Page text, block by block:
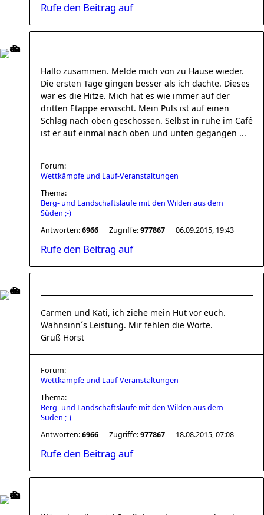
Rufe den Beitrag auf
Hallo zusammen. Melde mich von zu Hause wieder.
Die ersten Tage gingen besser als ich dachte. Dieses
war es die Hitze. Mich hat es wie immer auf der
dritten Etappe erwischt. Mein Puls ist auf einen
Schlag nach oben geschossen. Selbst in ruhe im Café
ist er auf einmal nach oben und unten gegangen ...
Forum:
Wettkämpfe und Lauf-Veranstaltungen
Thema:
Berg- und Landschaftsläufe mit den Wilden aus dem
Süden ;-)
Antworten:6966 Zugriffe:977867 06.09.2015, 19:43
Rufe den Beitrag auf
Carmen und Kati, ich ziehe mein Hut vor euch.
Wahnsinn´s Leistung. Mir fehlen die Worte.
Gruß Horst
Forum:
Wettkämpfe und Lauf-Veranstaltungen
Thema:
Berg- und Landschaftsläufe mit den Wilden aus dem
Süden ;-)
Antworten:6966 Zugriffe:977867 18.08.2015, 07:08
Rufe den Beitrag auf